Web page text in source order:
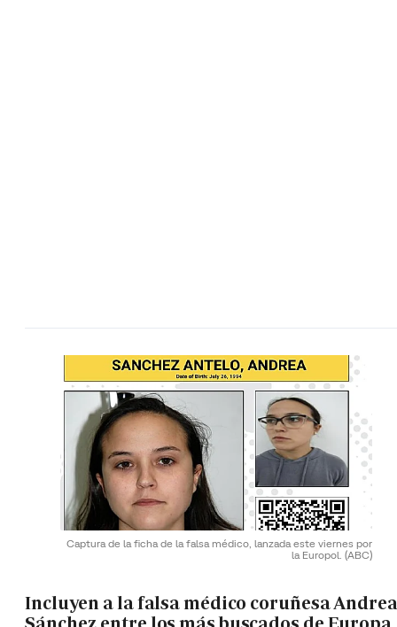
Captura de la ficha de la falsa médico, lanzada este viernes por
la Europol. (ABC)
Incluyen a la falsa médico coruñesa Andrea